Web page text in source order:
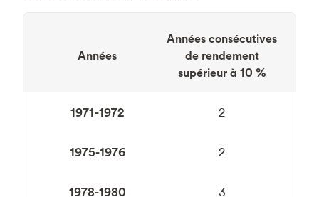
Années
Années consécutives
de rendement
supérieur à 10 %
1971-1972 2
1975-1976 2
1978-1980 3